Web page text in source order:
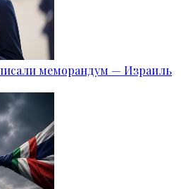
меморандум — Израиль